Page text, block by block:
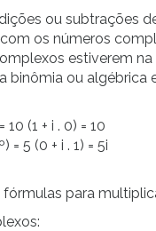
ou subtrações
os números
estiverem
binômia ou algébrica
10 (1 + i . 0) = 10
= 5 (0 + i . 1) = 5i
fórmulas para